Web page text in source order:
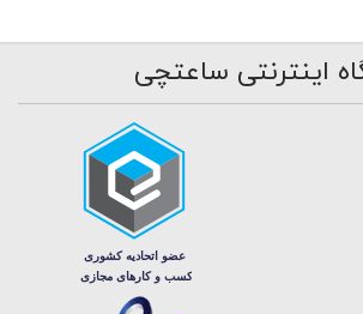
اینترنتی ساعتچی